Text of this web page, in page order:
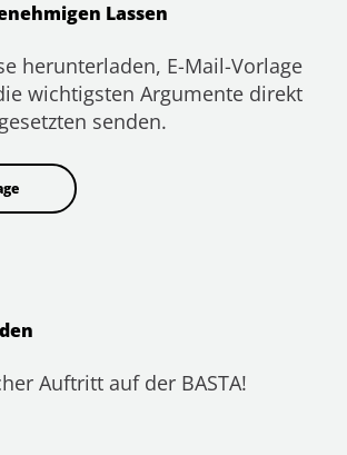
Lassen
herunterladen, E-Mail-Vorlage
wichtigsten Argumente direkt
senden.
Auftritt auf der BASTA!